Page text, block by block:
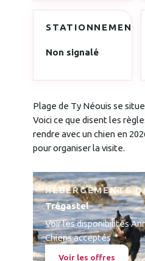
STATIONNEMENT
Non signalé
Plage de Ty Néouis se
Voici ce que disent les
rendre avec un chien en
pour organiser la visite.
HÉBERGEMENTS
Trégastel
Voir les disponibilités·
Chiens acceptés
Voir les offres